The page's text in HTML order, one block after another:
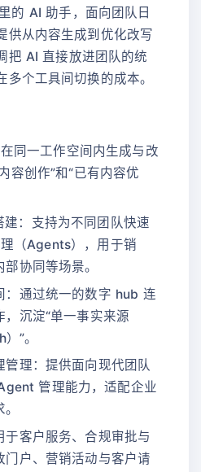
的 AI 助手，面向团队日
供从内容生成到优化改写
把 AI 直接放进团队的统
个工具间切换的成本。
同一工作空间内生成与改
容创作”和“已有内容优
：支持为不同团队快速
（Agents），用于销
协同等场景。
：通过统一的数字 hub 连
沉淀“单一事实来源
”。
管理：提供面向现代团队
管理能力，适配企业
于客户服务、合规审批与
门户、营销活动与客户请